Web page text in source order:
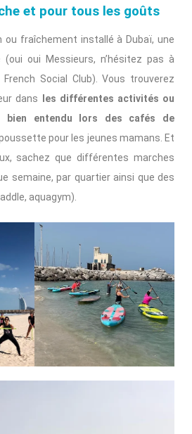
et pour tous les goûts
ou fraîchement installé à Dubaï, une
oui Messieurs, n’hésitez pas à
Social Club). Vous trouverez
dans
les différentes activités ou
bien entendu lors des cafés de
pour les jeunes mamans. Et
sachez que différentes marches
semaine, par quartier ainsi que des
aquagym).